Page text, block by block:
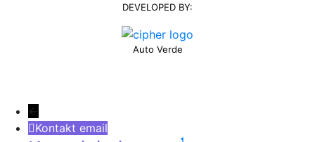
DEVELOPED BY:
Auto Verde
←
Kontakt email